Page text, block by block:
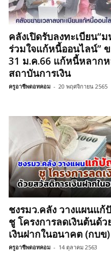
คลังเปิดรับลงทะเบียน“
ร่วมใจแก้หนี้ออนไลน์”
31 ม.ค.66 แก้หนี้หลาก
สถาบันการเงิน
ครูอาชีพดอทคอม - 20 พฤศจิกายน 2565
ชงรมว.คลัง วางแผนแ
ชู โครงการลดเงินต้นด้
เงินฝากในอนาคต (กบข)
ครูอาชีพดอทคอม - 14 ตุลาคม 2563